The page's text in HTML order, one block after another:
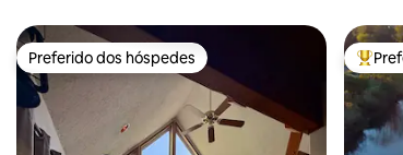
Preferido dos hóspedes
Preferido dos hóspedes Entre